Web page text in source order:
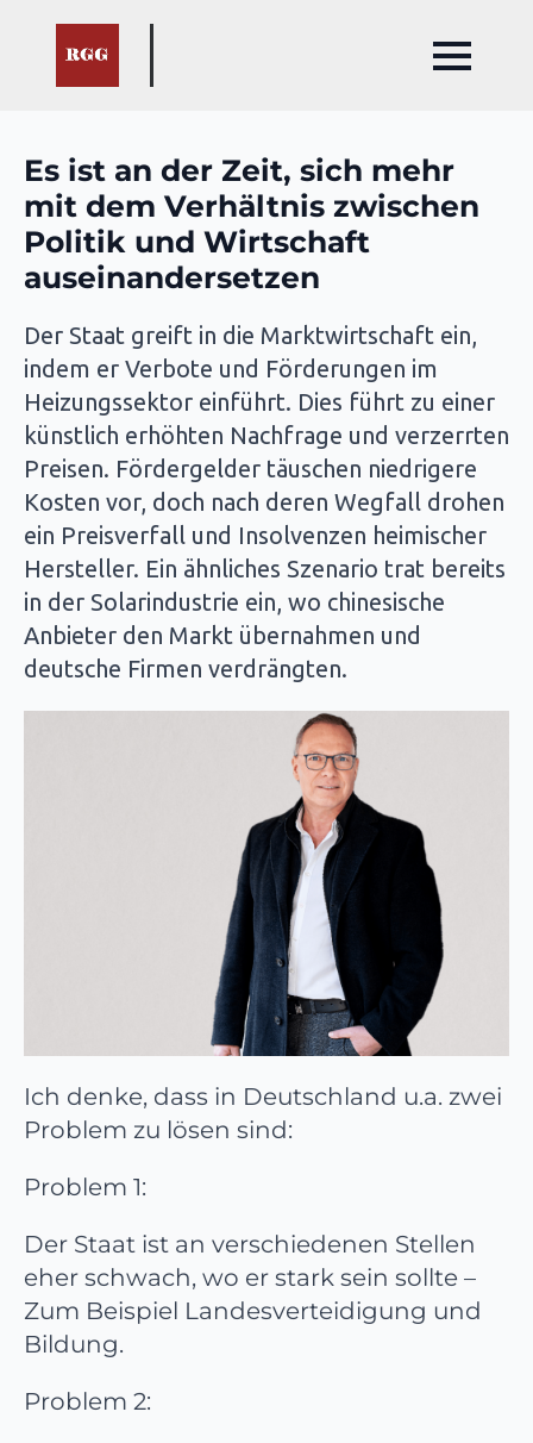
Es ist an der Zeit, sich mehr
mit dem Verhältnis zwischen
Politik und Wirtschaft
auseinandersetzen
Der Staat greift in die Marktwirtschaft ein,
indem er Verbote und Förderungen im
Heizungssektor einführt. Dies führt zu einer
künstlich erhöhten Nachfrage und verzerrten
Preisen. Fördergelder täuschen niedrigere
Kosten vor, doch nach deren Wegfall drohen
ein Preisverfall und Insolvenzen heimischer
Hersteller. Ein ähnliches Szenario trat bereits
in der Solarindustrie ein, wo chinesische
Anbieter den Markt übernahmen und
deutsche Firmen verdrängten.
Ich denke, dass in Deutschland u.a. zwei
Problem zu lösen sind:
Problem 1:
Der Staat ist an verschiedenen Stellen
eher schwach, wo er stark sein sollte –
Zum Beispiel Landesverteidigung und
Bildung.
Problem 2: